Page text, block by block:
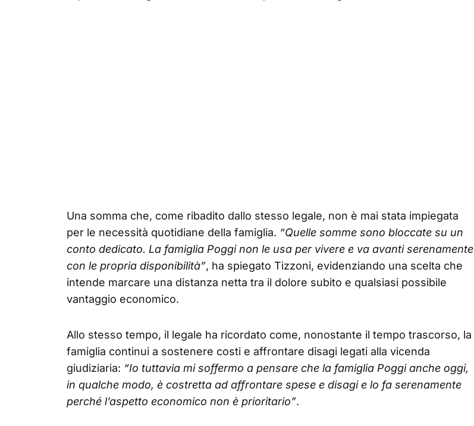
Una somma che, come ribadito dallo stesso legale, non è mai stata impiegata
per le necessità quotidiane della famiglia. “Quelle somme sono bloccate su un
conto dedicato. La famiglia Poggi non le usa per vivere e va avanti serenamente
con le propria disponibilità”, ha spiegato Tizzoni, evidenziando una scelta che
intende marcare una distanza netta tra il dolore subito e qualsiasi possibile
vantaggio economico.
Allo stesso tempo, il legale ha ricordato come, nonostante il tempo trascorso, la
famiglia continui a sostenere costi e affrontare disagi legati alla vicenda
giudiziaria: “Io tuttavia mi soffermo a pensare che la famiglia Poggi anche oggi,
in qualche modo, è costretta ad affrontare spese e disagi e lo fa serenamente
perché l’aspetto economico non è prioritario”.